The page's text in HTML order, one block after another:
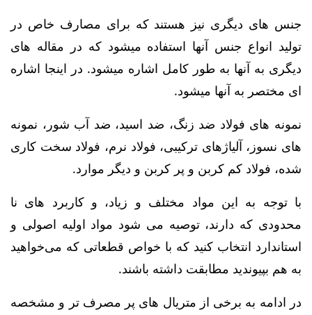
جنس های دیگری نیز هستند که برای مصارف خاص در
تولید انواع جنس آنها استفاده میشود که در مقاله های
دیگری به آنها به طور کامل اشاره میشود. در اینجا اشاره
ای مختصر به آنها میشود.
نمونه های فولاد ضد زنگ، ضد اسید، ضد آب شور، نمونه
های نسوز، آلیاژهای ترکیبی، فولاد نرم، فولاد سخت کاری
شده، فولاد کم کربن و پر کربن و دیگر موارد.
با توجه به این مواد مختلف و زیاد، و کاربرد های نا
محدودی که دارند، توصیه می‌ شود مواد اولیه اصولی و
استاندارد انتخاب کنید که با خواص قطعاتی که می‌خواهید
به هم بپیوندید مطابقت داشته باشند.
در ادامه به برخی از متریال های پر مصرف تر و مشخصه